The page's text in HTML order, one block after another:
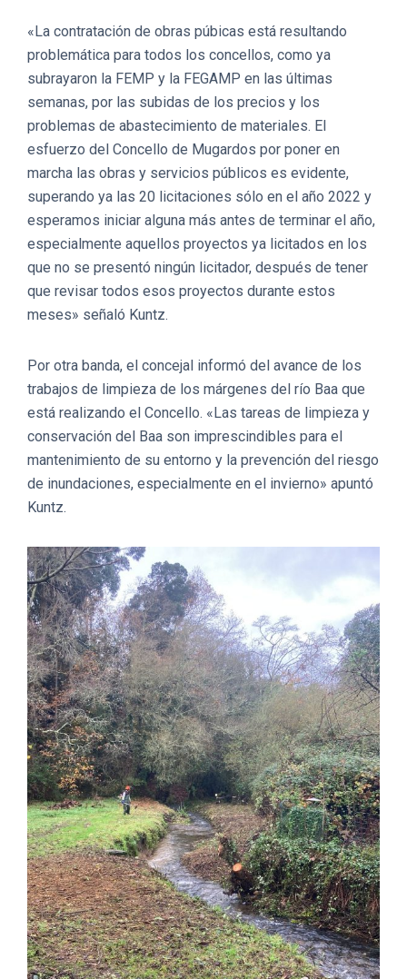
«La contratación de obras púbicas está resultando
problemática para todos los concellos, como ya
subrayaron la FEMP y la FEGAMP en las últimas
semanas, por las subidas de los precios y los
problemas de abastecimiento de materiales. El
esfuerzo del Concello de Mugardos por poner en
marcha las obras y servicios públicos es evidente,
superando ya las 20 licitaciones sólo en el año 2022 y
esperamos iniciar alguna más antes de terminar el año,
especialmente aquellos proyectos ya licitados en los
que no se presentó ningún licitador, después de tener
que revisar todos esos proyectos durante estos
meses» señaló Kuntz.
Por otra banda, el concejal informó del avance de los
trabajos de limpieza de los márgenes del río Baa que
está realizando el Concello. «Las tareas de limpieza y
conservación del Baa son imprescindibles para el
mantenimiento de su entorno y la prevención del riesgo
de inundaciones, especialmente en el invierno» apuntó
Kuntz.